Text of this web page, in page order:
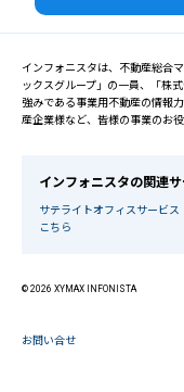
インフォニスタは、不動産総合
ックスグループ」の一員、「株
強みである事業用不動産の情報
産企業様など、皆様の事業のお
インフォニスタの関連
サテライトオフィスサービス
こちら
© 2026 XYMAX INFONISTA
お問い合せ